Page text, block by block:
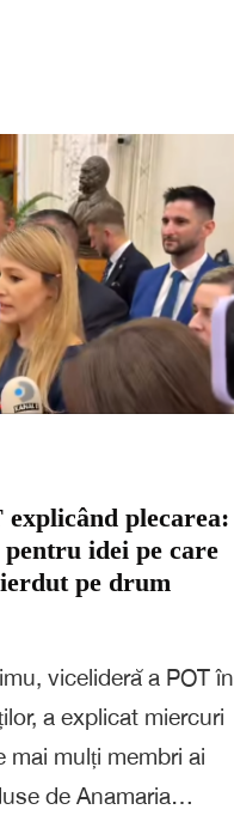
explicând plecarea:
idei pe care
pe drum
vicelideră a POT în
a explicat miercuri
mai mulți membri ai
de Anamaria…